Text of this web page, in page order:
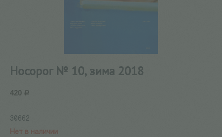
Носорог № 10, зима 2018
420 Р
30662
Нет в наличии